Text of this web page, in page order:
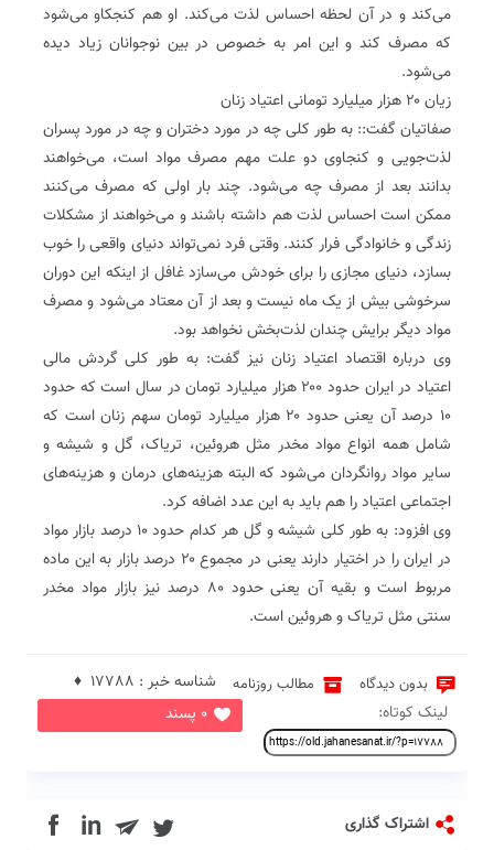
می‌کند و در آن لحظه احساس لذت می‌کند. او هم کنجکاو می‌شود
که مصرف کند و این امر به خصوص در بین نوجوانان زیاد دیده
می‌شود.
زیان ۲۰ هزار میلیارد تومانی اعتیاد زنان
صفاتیان گفت:: به طور کلی چه در مورد دختران و چه در مورد پسران
لذت‌جویی و کنجاوی دو علت مهم مصرف مواد است، می‌خواهند
بدانند بعد از مصرف چه می‌شود. چند بار اولی که مصرف می‌کنند
ممکن است احساس لذت هم داشته باشند و می‌خواهند از مشکلات
زندگی و خانوادگی فرار کنند. وقتی فرد نمی‌تواند دنیای واقعی را خوب
بسازد، دنیای مجازی را برای خودش می‌سازد غافل از اینکه این دوران
سرخوشی بیش از یک ماه نیست و بعد از آن معتاد می‌شود و مصرف
مواد دیگر برایش چندان لذت‌بخش نخواهد بود.
وی درباره اقتصاد اعتیاد زنان نیز گفت: به طور کلی گردش مالی
اعتیاد در ایران حدود ۲۰۰ هزار میلیارد تومان در سال است که حدود
۱۰ درصد آن یعنی حدود ۲۰ هزار میلیارد تومان سهم زنان است که
شامل همه انواع مواد مخدر مثل هروئین، تریاک، گل و شیشه و
سایر مواد روانگردان می‌شود که البته هزینه‌های درمان و هزینه‌های
اجتماعی اعتیاد را هم باید به این عدد اضافه کرد.
وی افزود: به طور کلی شیشه و گل هر کدام حدود ۱۰ درصد بازار مواد
در ایران را در اختیار دارند یعنی در مجموع ۲۰ درصد بازار به این ماده
مربوط است و بقیه آن یعنی حدود ۸۰ درصد نیز بازار مواد مخدر
سنتی مثل تریاک و هروئین است.
بدون دیدگاه مطالب روزنامه
0 پسند
شناسه خبر : 17788 ♦
لینک کوتاه:
اشتراک گذاری in